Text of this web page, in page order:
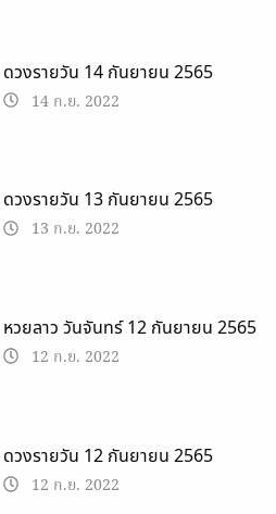
ดวงรายวัน 14 กันยายน 2565
14 ก.ย. 2022
ดวงรายวัน 13 กันยายน 2565
13 ก.ย. 2022
หวยลาว วันจันทร์ 12 กันยายน 2565
12 ก.ย. 2022
ดวงรายวัน 12 กันยายน 2565
12 ก.ย. 2022